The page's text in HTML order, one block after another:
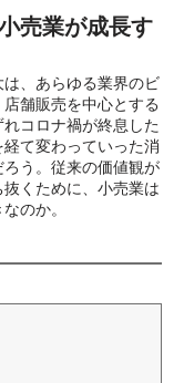
売業が成長す
、あらゆる業界のビ
舗販売を中心とする
コロナ禍が終息した
て変わっていった消
う。従来の価値観が
くために、小売業は
のか。